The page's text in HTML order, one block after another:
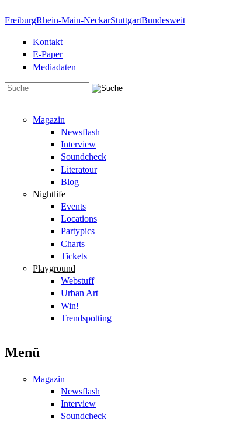
FreiburgRhein-Main-NeckarStuttgartBundesweit
Kontakt
E-Paper
Mediadaten
Magazin
Newsflash
Interview
Soundcheck
Literatour
Blog
Nightlife
Events
Locations
Partypics
Charts
Tickets
Playground
Webstuff
Urban Art
Win!
Trendspotting
Menü
Magazin
Newsflash
Interview
Soundcheck